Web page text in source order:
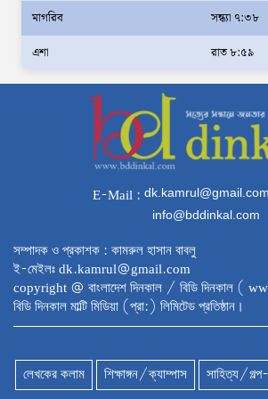
স্বরাষ্ট্রমন্ত্রীর সঙ্গে
ও বহুসংস্কৃতি বিষয়ক
‘তরুণদের উৎসাহ দিলেন
এলজিআরডি প্রতিমন্ত্রী,
বগুড়ার সংসদ সদস্যরা’
৬,০০০ (ছয় হাজার) পিস
টাকা সহ জন মাদক
উত্তরখানে ডিএনসিসি
ঢাকা-১৮ আসনের সংসদ
হোসেনের উপর একদল দুস্কৃতিকারীদের হামলা
থেকেই পরিবর্তনের সূচনা
মাগরিব
সন্ধ্যা ৭:৩৮
এশা
রাত ৮:৫৯
E-Mail : dk.kamrul@gmail.com
info@bddinkal.com
সম্পাদক ও প্রকাশক : কামরুল হাসান বাবলু
ই-মেইলঃ dk.kamrul@gmail.com
copyright @ বাংলাদেশ দিনকাল / বিডি দিনকাল (
বিডি দিনকাল মাল্টি মিডিয়া (প্রা:) লিমিটেড প্রতিষ্ঠান।
লেখকের কলাম শিক্ষাঙ্গন/ক্যাম্পাস সাহিত্য/